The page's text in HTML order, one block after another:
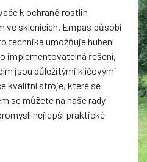
k ochraně rostlin
ve sklenících. Empas působí
technika umožňuje hubení
implementovatelná řešení,
jsou důležitými klíčovými
kvalitní stroje, které se
se můžete na naše rady
nejlepší praktické